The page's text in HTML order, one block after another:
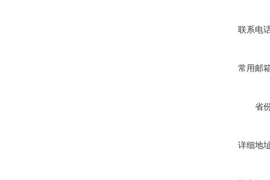
联系电
常用邮
省
详细地